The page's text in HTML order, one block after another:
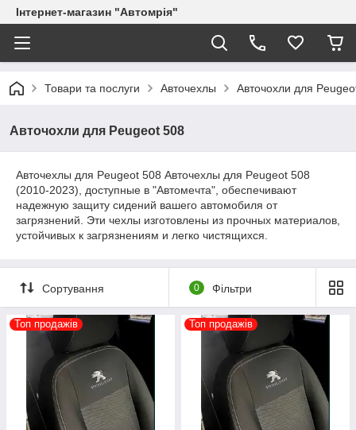
Інтернет-магазин "Автомрія"
Товари та послуги Авточехлы Авточохли для
Авточохли для Peugeot 508
Авточехлы для Peugeot 508 Авточехлы для Peugeot 508
(2010-2023), доступные в "Автомечта", обеспечивают
надежную защиту сидений вашего автомобиля от
загрязнений. Эти чехлы изготовлены из прочных материалов,
устойчивых к загрязнениям и легко чистящихся.
Сортування 0 Фільтри
Топ продажів Топ продажів